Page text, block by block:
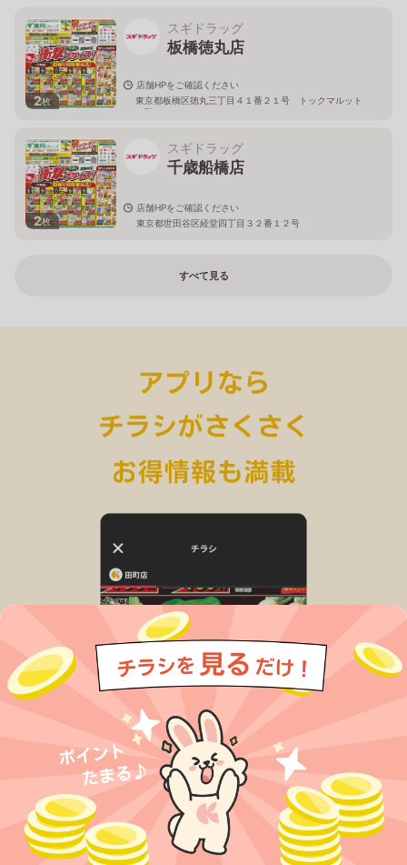
2枚
スギドラッグ
板橋徳丸店
店舗HPをご確認ください
東京都板橋区徳丸三丁目４１番２１号 トックマルット
１階
2枚
スギドラッグ
千歳船橋店
店舗HPをご確認ください
東京都世田谷区経堂四丁目３２番１２号
すべて見る